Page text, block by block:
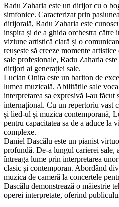
Radu Zaharia este un dirijor cu o
simfonice. Caracterizat prin
dirijorală, Radu Zaharia este
inspira și de a ghida orchestra către
viziune artistică clară și o
reușește să creeze momente
sale profesionale, Radu Zaharia
dirijori ai generației sale.
Lucian Onița este un bariton de
lumea muzicală. Abilitățile sale
interpretarea sa expresivă l-au făcut
internațional. Cu un repertoriu vast
și lied-ul și muzica contemporană,
pentru capacitatea sa de a aduce la
complexe.
Daniel Dascălu este un pianist
profundă. De-a lungul carierei sale,
întreaga lume prin interpretarea
clasic și contemporan. Abordând
muzica de cameră la concertele
Dascălu demonstrează o măiestrie
operei interpretate, oferind